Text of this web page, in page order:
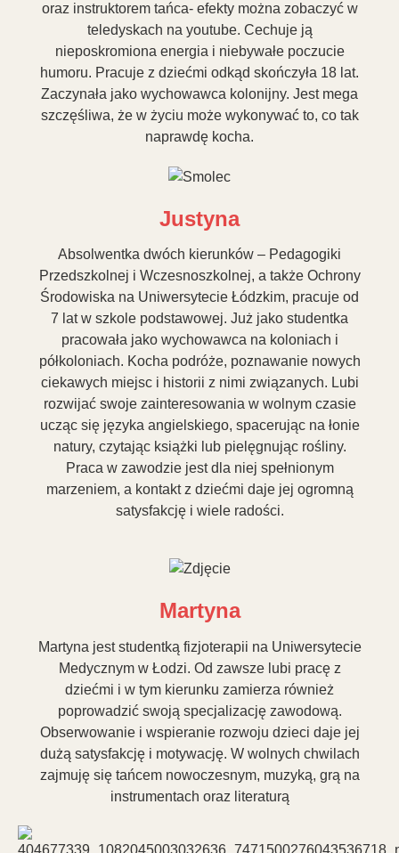
oraz instruktorem tańca- efekty można zobaczyć w
teledyskach na youtube. Cechuje ją
nieposkromiona energia i niebywałe poczucie
humoru. Pracuje z dziećmi odkąd skończyła 18 lat.
Zaczynała jako wychowawca kolonijny. Jest mega
szczęśliwa, że w życiu może wykonywać to, co tak
naprawdę kocha.
Justyna
Absolwentka dwóch kierunków – Pedagogiki
Przedszkolnej i Wczesnoszkolnej, a także Ochrony
Środowiska na Uniwersytecie Łódzkim, pracuje od
7 lat w szkole podstawowej. Już jako studentka
pracowała jako wychowawca na koloniach i
półkoloniach. Kocha podróże, poznawanie nowych
ciekawych miejsc i historii z nimi związanych. Lubi
rozwijać swoje zainteresowania w wolnym czasie
ucząc się języka angielskiego, spacerując na łonie
natury, czytając książki lub pielęgnując rośliny.
Praca w zawodzie jest dla niej spełnionym
marzeniem, a kontakt z dziećmi daje jej ogromną
satysfakcję i wiele radości.
Martyna
Martyna jest studentką fizjoterapii na Uniwersytecie
Medycznym w Łodzi. Od zawsze lubi pracę z
dziećmi i w tym kierunku zamierza również
poprowadzić swoją specjalizację zawodową.
Obserwowanie i wspieranie rozwoju dzieci daje jej
dużą satysfakcję i motywację. W wolnych chwilach
zajmuję się tańcem nowoczesnym, muzyką, grą na
instrumentach oraz literaturą